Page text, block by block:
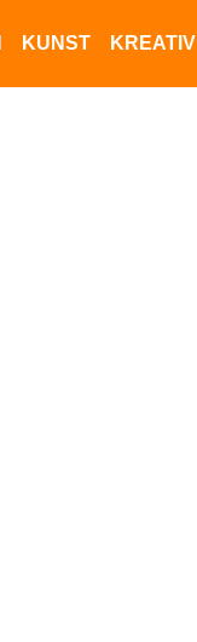
KUNST KREATIV